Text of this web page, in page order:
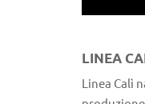
LINEA
Linea Calì